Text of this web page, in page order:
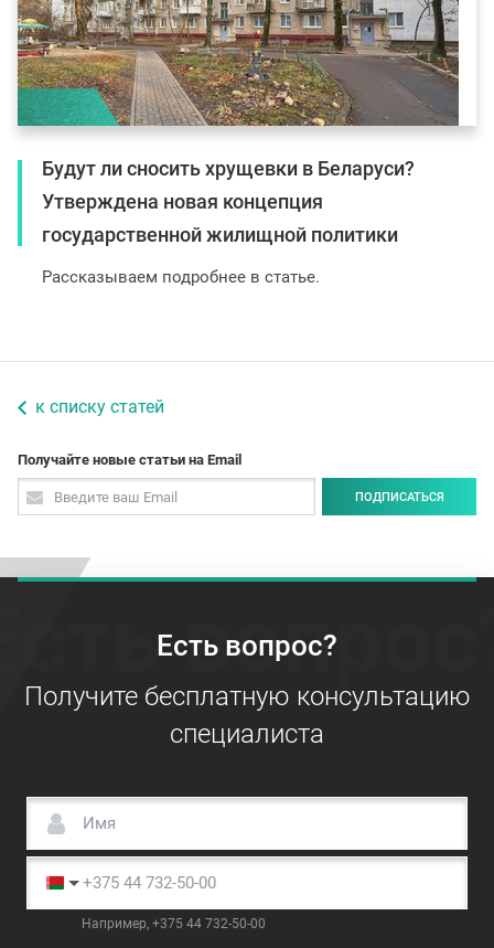
Будут ли сносить хрущевки в Беларуси?
Утверждена новая концепция
государственной жилищной политики
Рассказываем подробнее в статье.
к списку статей
Получайте новые статьи на Email
ПОДПИСАТЬСЯ
Есть вопрос?
Получите бесплатную консультацию
специалиста
Например, +375 44 732-50-00